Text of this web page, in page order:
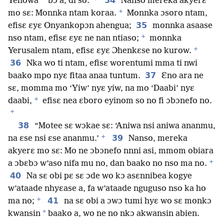
mo sɛ: Monnka ntam koraa. +
Monnka ɔsoro ntam,
efisɛ ɛyɛ Onyankopɔn ahengua; 35
monnka asaase
nso ntam, efisɛ ɛyɛ ne nan ntiaso; +
monnka
Yerusalem ntam, efisɛ ɛyɛ Ɔhenkɛse no kurow. +
36 Nka wo ti ntam, efisɛ worentumi mma ti nwi
baako mpo nyɛ fitaa anaa tuntum. 37
Ɛno ara ne
sɛ, momma mo ‘Yiw’ nyɛ yiw, na mo ‘Daabi’ nyɛ
daabi, + efisɛ nea ɛboro eyinom so no fi ɔbɔnefo no.
+
38
“Motee sɛ wɔkae sɛ: ‘Aniwa nsi aniwa ananmu,
na ɛse nsi ɛse ananmu.’ + 39
Nanso, mereka
akyerɛ mo sɛ: Mo ne ɔbɔnefo nnni asi, mmom obiara
a ɔbɛbɔ w’aso nifa mu no, dan baako no nso ma no. +
40 Na sɛ obi pɛ sɛ ɔde wo kɔ asɛnnibea kogye
w’ataade nhyɛase a, fa w’ataade nguguso nso ka ho
ma no; + 41
na sɛ obi a ɔwɔ tumi hyɛ wo sɛ monkɔ
kwansin * baako a, wo ne no nkɔ akwansin abien.